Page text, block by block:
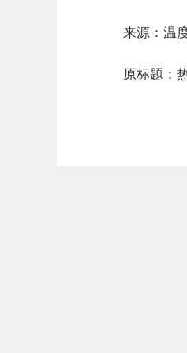
来源：温
原标题：